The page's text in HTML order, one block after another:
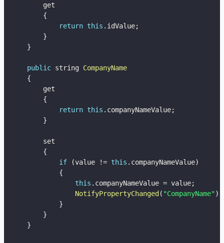
        get
{
return this . idValue;
}
}
public string CompanyName
{
        get
{
return this . companyNameValue;
}
        set
{
if
(value != this . companyNameValue)
{
this . companyNameValue = value;
NotifyPropertyChanged ( "CompanyName")
}
}
}